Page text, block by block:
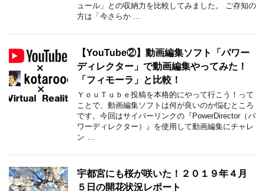
ュール」との収納力を比較してみました。 ご存知の
方は「今さらか …
【YouTube②】動画編集ソフト「パワー
ディレクター」で動画編集やってみた！
「フィモーラ」と比較！
ＹｏｕＴｕｂｅ投稿を本格的にやって行こう！って
ことで、動画編集ソフトは何が良いのか悩むところ
です。今回はサイバーリンクの『PowerDirector（パ
ワーディレクター）』を使用して動画編集にチャレ
ン …
宇都宮にも桜が咲いた！２０１９年４月
５日の開花状況レポート